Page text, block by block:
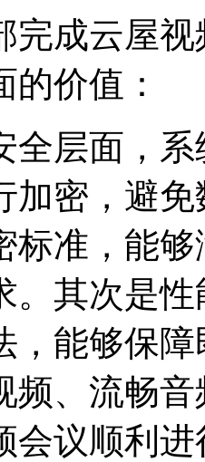
完成云屋
价值：
全层面，
加密，避
标准，能
。其次是
，能够保
频、流畅
会议顺利